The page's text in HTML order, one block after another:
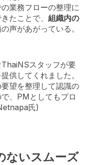
業務フローの整理に
たことで、 組織内の
声があがっている。
ThaiNSスタッフが要
供してくれました。
望を整理して認識の
、PMとしてもプロ
氏)
ないスムーズ